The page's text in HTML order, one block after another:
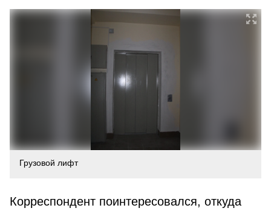
Грузовой лифт
Корреспондент поинтересовался, откуда